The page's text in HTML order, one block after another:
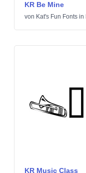
KR Be Mine
von Kat's Fun Fontsin
KR Music Class